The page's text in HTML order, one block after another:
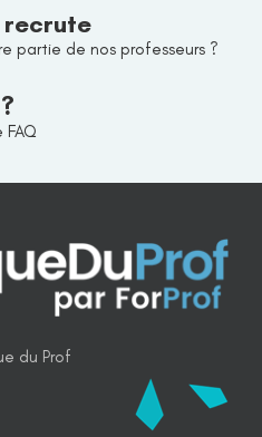
recrute
partie de nos professeurs ?
du Prof